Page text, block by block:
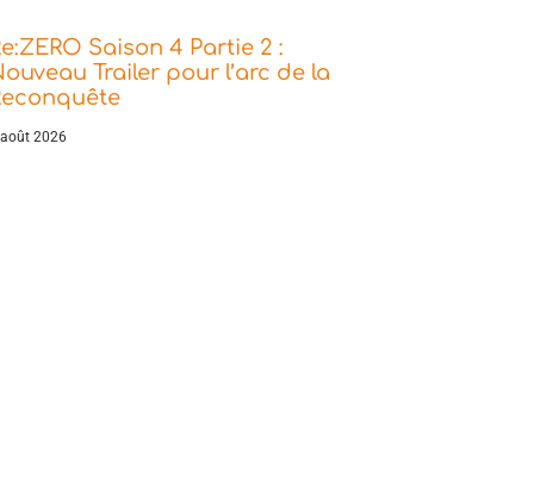
Saison 4 Partie 2 :
Trailer pour l’arc de la
2026